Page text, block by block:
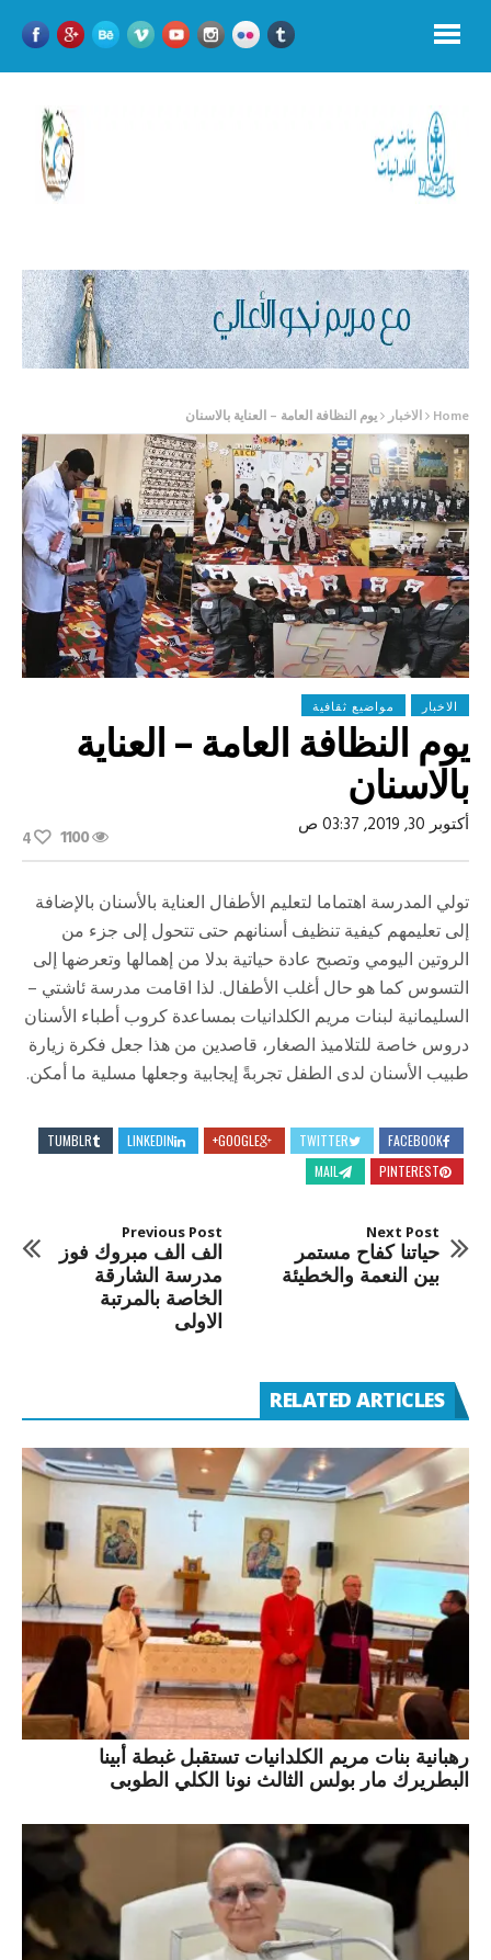
Home الاخبار يوم النظافة العامة – العناية بالاسنان
الاخبار مواضيع ثقافية
يوم النظافة العامة – العناية
بالاسنان
أكتوبر 30, 2019, 03:37 ص 1100
4
تولي المدرسة اهتماما لتعليم الأطفال العناية بالأسنان بالإضافة
إلى تعليمهم كيفية تنظيف أسنانهم حتى تتحول إلى جزء من
الروتين اليومي وتصبح عادة حياتية بدلا من إهمالها وتعرضها إلى
التسوس كما هو حال أغلب الأطفال. لذا اقامت مدرسة ئاشتي –
السليمانية لبنات مريم الكلدانيات بمساعدة كروب أطباء الأسنان
دروس خاصة للتلاميذ الصغار، قاصدين من هذا جعل فكرة زيارة
طبيب الأسنان لدى الطفل تجربةً إيجابية وجعلها مسلية ما أمكن.
FACEBOOK
TWITTER
GOOGLE+
LINKEDIN
TUMBLR
PINTEREST
MAIL
Previous Post
الف الف مبروك فوز
مدرسة الشارقة
الخاصة بالمرتبة
الاولى
Next Post
حياتنا كفاح مستمر
بين النعمة والخطيئة
RELATED ARTICLES
رهبانية بنات مريم الكلدانيات تستقبل غبطة أبينا
البطريرك مار بولس الثالث نونا الكلي الطوبى